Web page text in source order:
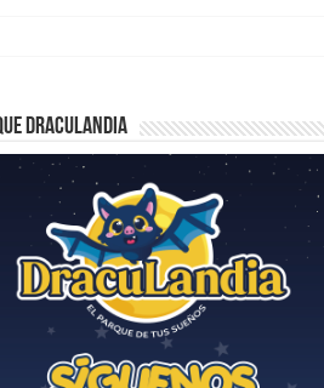
Draculandia